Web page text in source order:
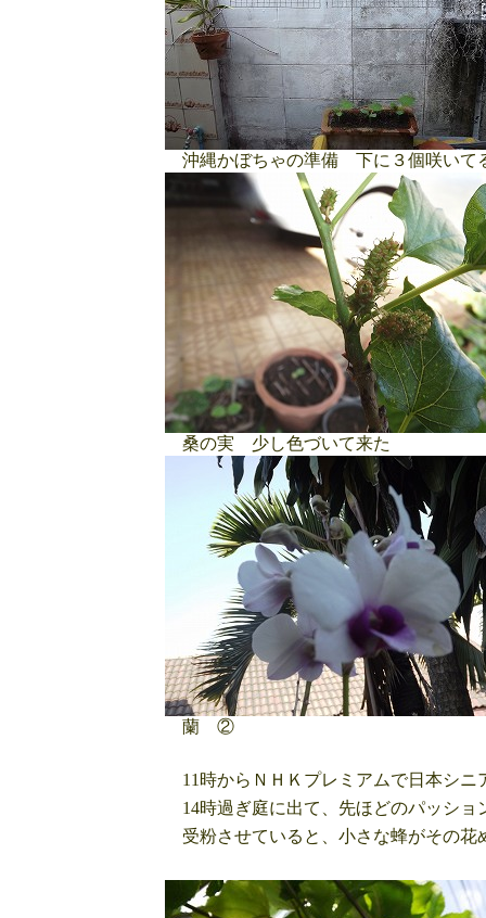
沖縄かぼちゃの準備 下に３個咲いて
桑の実 少し色づいて来た
蘭 ②
11時からＮＨＫプレミアムで日本シ
14時過ぎ庭に出て、先ほどのパッシ
受粉させていると、小さな蜂がその花